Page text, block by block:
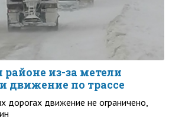
из-за метели
движение по трассе
дорогах движение не ограничено,